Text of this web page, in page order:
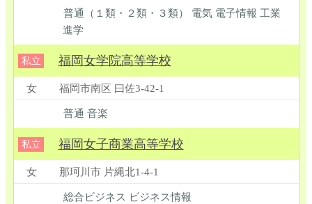
普通（１類・２類・３類） 電気 電子情報 工業
進学
私立 福岡女学院高等学校
女 福岡市南区 曰佐3-42-1
普通 音楽
私立 福岡女子商業高等学校
女 那珂川市 片縄北1-4-1
総合ビジネス ビジネス情報